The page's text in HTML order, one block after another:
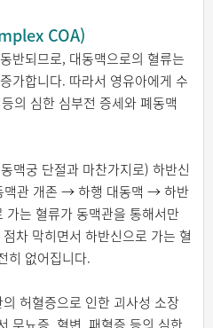
COA)
반되므로, 대동맥으로의 혈류는
가합니다. 따라서 영유아에게 수
의 심한 심부전 증세와 폐동맥
맥궁 단절과 마찬가지로) 하반신
관 개존 → 하행 대동맥 → 하반
가는 혈류가 동맥관을 통해서만
차 막히면서 하반신으로 가는 혈
히 없어집니다.
허혈증으로 인한 괴사성 소장
무뇨증, 혈변, 패혈증 등의 심한